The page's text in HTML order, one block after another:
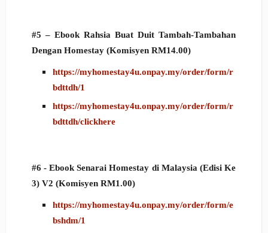
#5 – Ebook Rahsia Buat Duit Tambah-Tambahan
Dengan Homestay (Komisyen RM14.00)
https://myhomestay4u.onpay.my/order/form/r
bdttdh/1
https://myhomestay4u.onpay.my/order/form/r
bdttdh/clickhere
#6 - Ebook Senarai Homestay di Malaysia (Edisi Ke
3) V2 (Komisyen RM1.00)
https://myhomestay4u.onpay.my/order/form/e
bshdm/1